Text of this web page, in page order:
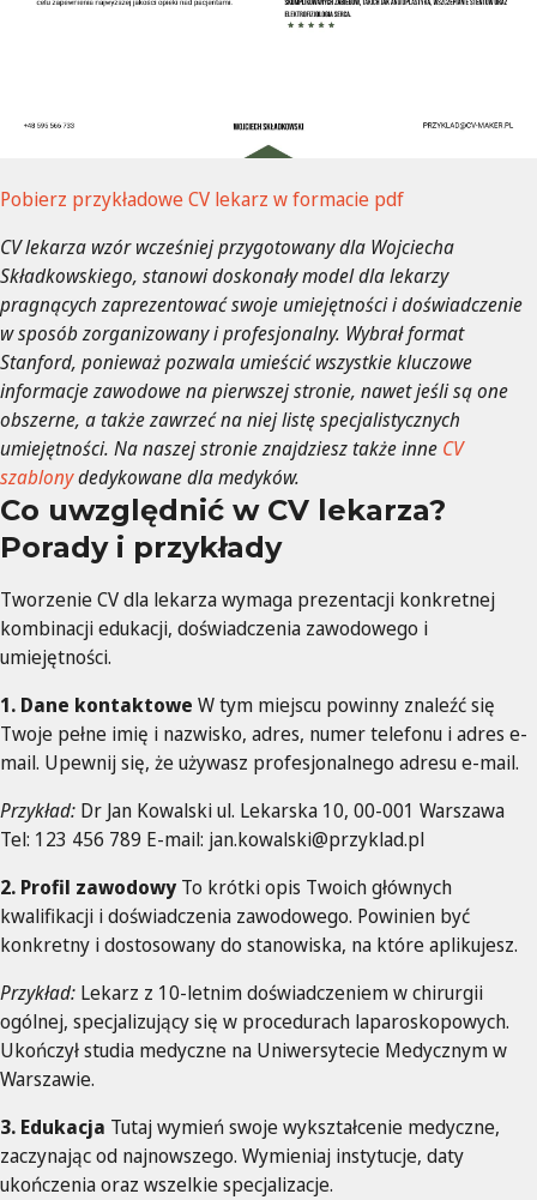
Pobierz przykładowe CV lekarz w formacie pdf
CV lekarza wzór wcześniej przygotowany dla Wojciecha
Składkowskiego, stanowi doskonały model dla lekarzy
pragnących zaprezentować swoje umiejętności i doświadczenie
w sposób zorganizowany i profesjonalny. Wybrał format
Stanford, ponieważ pozwala umieścić wszystkie kluczowe
informacje zawodowe na pierwszej stronie, nawet jeśli są one
obszerne, a także zawrzeć na niej listę specjalistycznych
umiejętności. Na naszej stronie znajdziesz także inne CV
szablonydedykowane dla medyków.
Co uwzględnić w CV lekarza?
Porady i przykłady
Tworzenie CV dla lekarza wymaga prezentacji konkretnej
kombinacji edukacji, doświadczenia zawodowego i
umiejętności.
1. Dane kontaktowe W tym miejscu powinny znaleźć się
Twoje pełne imię i nazwisko, adres, numer telefonu i adres e-
mail. Upewnij się, że używasz profesjonalnego adresu e-mail.
Przykład: Dr Jan Kowalski ul. Lekarska 10, 00-001 Warszawa
Tel: 123 456 789 E-mail: jan.kowalski@przyklad.pl
2. Profil zawodowy To krótki opis Twoich głównych
kwalifikacji i doświadczenia zawodowego. Powinien być
konkretny i dostosowany do stanowiska, na które aplikujesz.
Przykład: Lekarz z 10-letnim doświadczeniem w chirurgii
ogólnej, specjalizujący się w procedurach laparoskopowych.
Ukończył studia medyczne na Uniwersytecie Medycznym w
Warszawie.
3. Edukacja Tutaj wymień swoje wykształcenie medyczne,
zaczynając od najnowszego. Wymieniaj instytucje, daty
ukończenia oraz wszelkie specjalizacje.